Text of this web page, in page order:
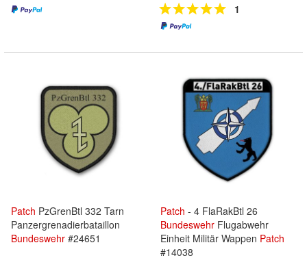
1
Patch PzGrenBtl 332 Tarn
Panzergrenadierbataillon
Bundeswehr #24651
Patch - 4 FlaRakBtl 26
Bundeswehr Flugabwehr
Einheit Militär Wappen Patch
#14038